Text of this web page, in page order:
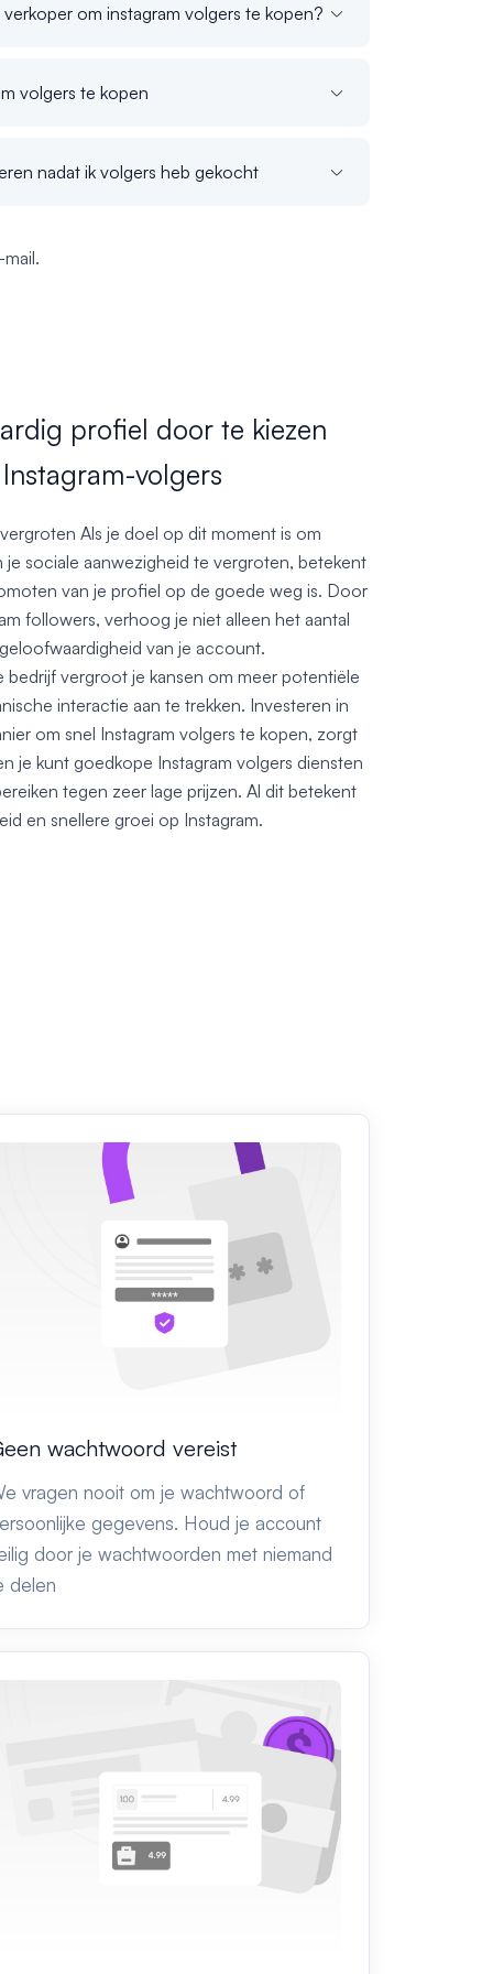
om instagram volgers te kopen?
volgers te kopen
nadat ik volgers heb gekocht
profiel door te kiezen
volgers
Als je doel op dit moment is om
je sociale aanwezigheid te vergroten, betekent
van je profiel op de goede weg is. Door
followers, verhoog je niet alleen het aantal
van je account.
bedrijf vergroot je kansen om meer potentiële
interactie aan te trekken. Investeren in
om snel Instagram volgers te kopen, zorgt
je kunt goedkope Instagram volgers diensten
tegen zeer lage prijzen. Al dit betekent
en snellere groei op Instagram.
wachtwoord vereist
vragen nooit om je wachtwoord of
gegevens. Houd je account
door je wachtwoorden met niemand
delen